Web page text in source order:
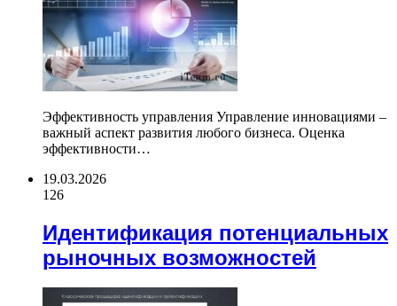
Эффективность управления Управление инновациями –
важный аспект развития любого бизнеса. Оценка
эффективности…
19.03.2026
126
Идентификация потенциальных
рыночных возможностей